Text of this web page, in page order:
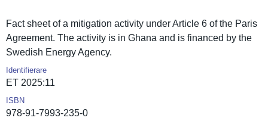
Fact sheet of a mitigation activity under Article 6 of the Paris
Agreement. The activity is in Ghana and is financed by the
Swedish Energy Agency.
Identifierare
ET 2025:11
ISBN
978-91-7993-235-0